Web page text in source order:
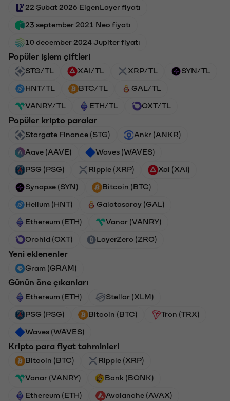
22 Şubat 2026 EigenLayer fiyatı
23 september 2021 Neo fiyatı
10 december 2024 Jupiter fiyatı
Popüler işlem çiftleri
STG/TL XAI/TL XRP/TL SYN/TL
HNT/TL BTC/TL GAL/TL
VANRY/TL ETH/TL OXT/TL
Popüler kripto paralar
Stargate Finance (STG) Ankr (ANKR)
Aave (AAVE) Waves (WAVES)
PSG (PSG) Ripple (XRP) Xai (XAI)
Synapse (SYN) Bitcoin (BTC)
Helium (HNT) Galatasaray (GAL)
Ethereum (ETH) Vanar (VANRY)
Orchid (OXT) LayerZero (ZRO)
Yeni eklenenler
Gram (GRAM)
Günün öne çıkanları
Ethereum (ETH) Stellar (XLM)
PSG (PSG) Bitcoin (BTC) Tron (TRX)
Waves (WAVES)
Kripto para fiyat tahminleri
Bitcoin (BTC) Ripple (XRP)
Vanar (VANRY) Bonk (BONK)
Ethereum (ETH) Avalanche (AVAX)